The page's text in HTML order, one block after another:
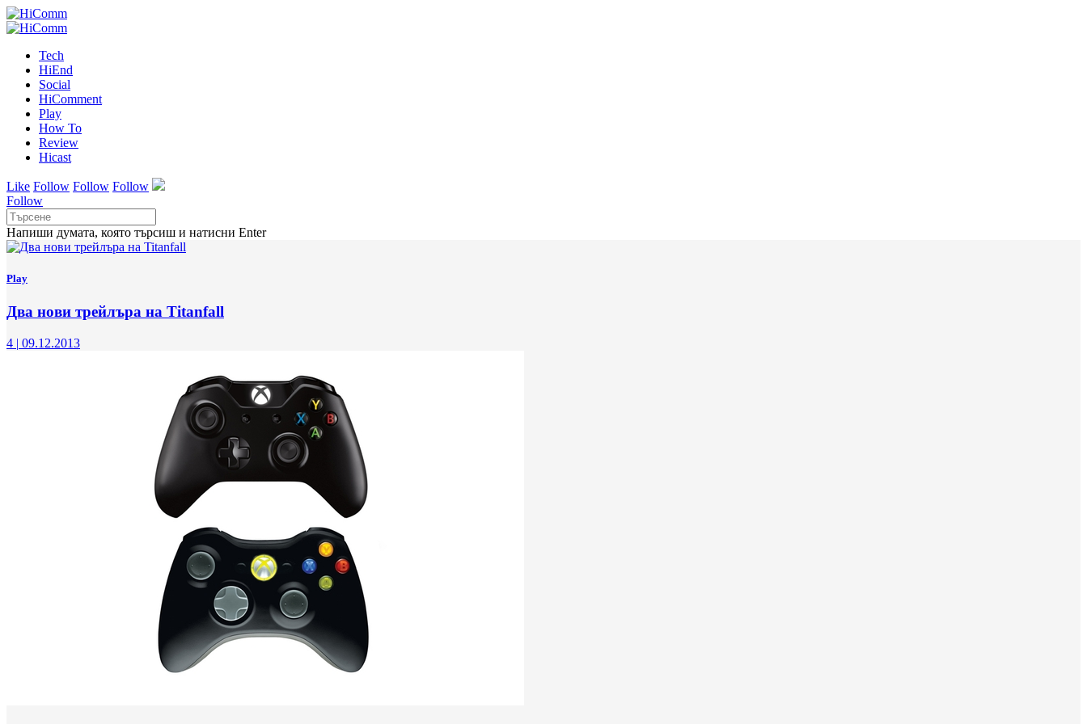
Tech
HiEnd
Social
HiComment
Play
How To
Review
Hicast
Like Follow Follow Follow
Follow
Напиши думата, която търсиш и натисни Enter
Play
Два нови трейлъра на Titanfall
4 | 09.12.2013